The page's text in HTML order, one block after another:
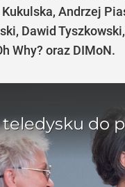
Andrzej
Dawid
Why? oraz DIMoN.